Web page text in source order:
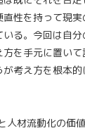
直性を持って現
いる。今回は自
を手元に置い
が考え方を根本
人材流動化の価